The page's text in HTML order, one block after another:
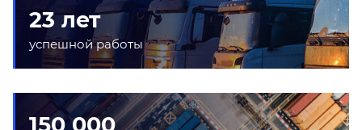
23 лет
успешной работы